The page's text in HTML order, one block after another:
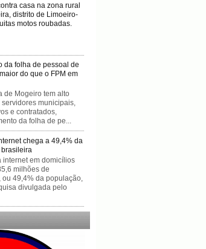
casa na zona rural
distrito de Limoeiro-
motos roubadas.
da folha de pessoal de
do que o FPM em
de Mogeiro tem alto
municipais,
e contratados,
da folha de pe...
chega a 49,4% da
internet em domicílios
milhões de
ou 49,4% da população,
divulgada pelo